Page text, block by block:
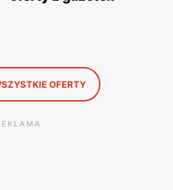
OFERTY